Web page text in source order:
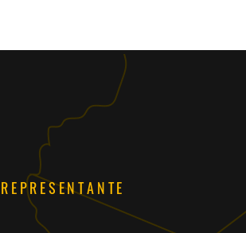
REPRESENTANTE